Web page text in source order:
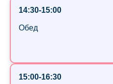
14:30-15:00
Обед
15:00-16:30